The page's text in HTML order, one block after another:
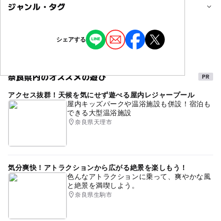
対象年齢
注意・制限事項
＊旧王寺小学校運動場を臨時駐車場として開放しますが、
校舎を解体工事中のため、いつもより台数に制限がござい
ますので、公共交通機関をご利用ください。
ジャンル・タグ
季節のイベント 街なかイベント
タグ
合格祈願 お参り
シェアする
奈良県内のオススメの遊び
アクセス抜群！天候を気にせず遊べる屋内レジャープール
屋内キッズパークや温浴施設も併設！宿泊も
できる大型温浴施設
奈良県天理市
気分爽快！アトラクションから広がる絶景を楽しもう！
色んなアトラクションに乗って、爽やかな風
と絶景を満喫しよう。
奈良県生駒市